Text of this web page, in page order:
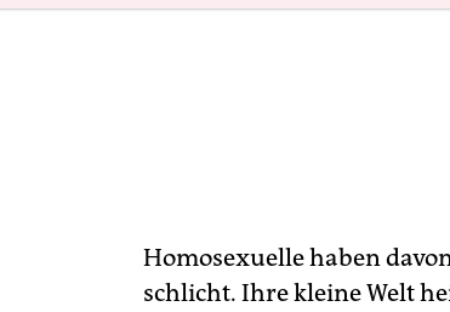
Homosexuelle haben
schlicht. Ihre kleine Welt